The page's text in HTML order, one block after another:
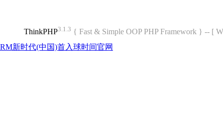
ThinkPHP3.1.3 { Fast & Simple OOP PHP Framework } -- [
RM新时代(中国)首入球时间官网